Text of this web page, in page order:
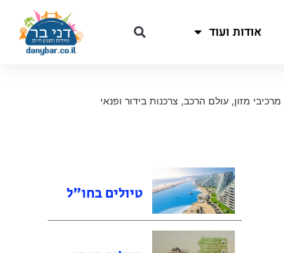
אודות ועוד
מרכיבי מזון,עולם הרכב, צרכנות בידור ופנאי
טיולים בחו"ל